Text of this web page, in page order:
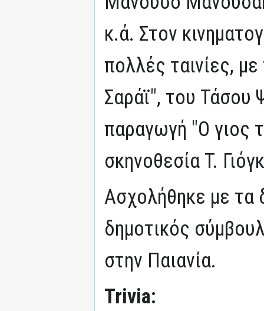
κ.ά. Στον
πολλές ταινίες,
Σαράϊ", του Τάσου
παραγωγή "Ο γιος
σκηνοθεσία Τ.
Ασχολήθηκε με τα
δημοτικός
στην Παιανία.
Trivia: